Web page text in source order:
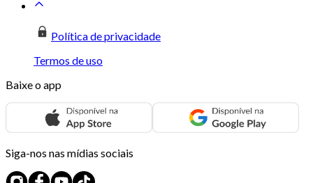
Política de privacidade
Termos de uso
Baixe o app
Siga-nos nas mídias sociais